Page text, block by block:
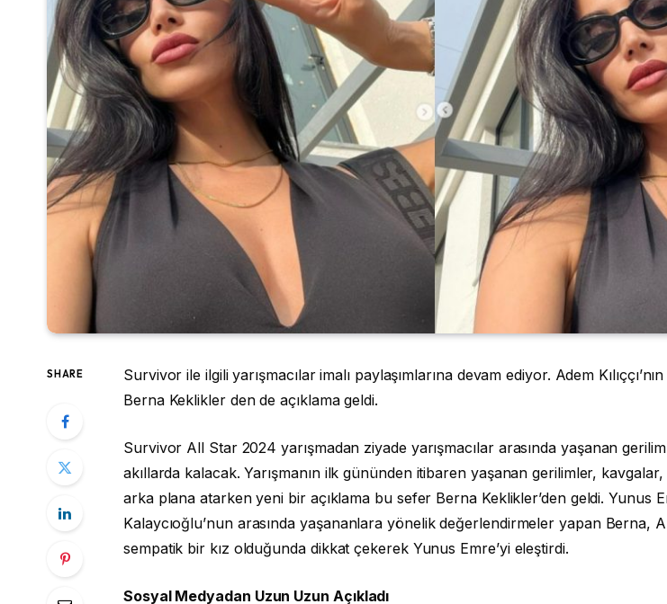
SHARE
Survivor ile ilgili yarışmacılar imalı paylaşımlarına devam ediyor. Adem
Berna Keklikler den de açıklama geldi.
Survivor All Star 2024 yarışmadan ziyade yarışmacılar arasında yaşanan
akıllarda kalacak. Yarışmanın ilk gününden itibaren yaşanan gerilimler,
arka plana atarken yeni bir açıklama bu sefer Berna Keklikler’den geldi. Yunus
Kalaycıoğlu’nun arasında yaşananlara yönelik değerlendirmeler yapan Berna,
sempatik bir kız olduğunda dikkat çekerek Yunus Emre’yi eleştirdi.
Sosyal Medyadan Uzun Uzun Açıkladı